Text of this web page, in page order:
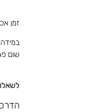
זמן אספקה
שום פגם בתוך 30